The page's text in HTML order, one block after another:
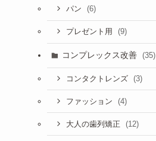
パン (6)
プレゼント用 (9)
コンプレックス改善 (35)
コンタクトレンズ (3)
ファッション (4)
大人の歯列矯正 (12)